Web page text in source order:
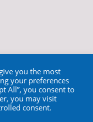
you the most
your preferences
All”, you consent to
you may visit
consent.